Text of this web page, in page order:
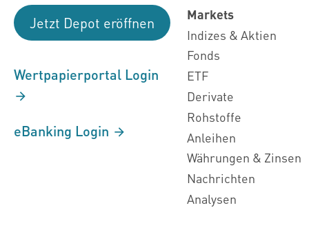
Jetzt Depot eröffnen
Wertpapierportal Login
eBanking Login
Markets
Indizes & Aktien
Fonds
ETF
Derivate
Rohstoffe
Anleihen
Währungen & Zinsen
Nachrichten
Analysen